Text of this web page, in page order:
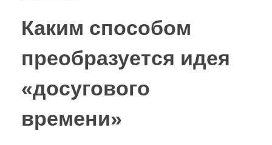
Каким способом
преобразуется идея
«досугового
времени»